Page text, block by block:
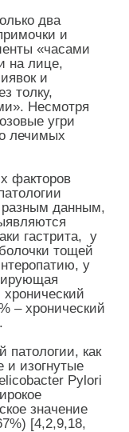
два
и
«часами
на лице,
и
толку,
Несмотря
угри
лечимых
факторов
разным данным,
гастрита, у
тощей
у
– хронический
патологии, как
и изогнутые
Pylori
значение
[4,2,9,18,